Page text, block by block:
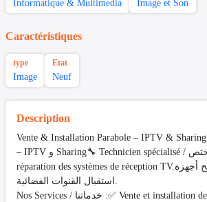
Informatique & Multimedia Image et Son
Caractéristiques
type
Image
Etat
Neuf
Description
Vente & Installation Parabole – IPTV & Sharingبيع و تركيب البارابول
– IPTV و Sharing🔧 Technicien spécialisé / تقني مختصInstallation et
réparation des systèmes de réception TV.تركيب و تصليح أجهزة
استقبال القنوات الفضائية.
Nos Services / خدماتنا :✅ Vente et installation de paraboles / بيع و